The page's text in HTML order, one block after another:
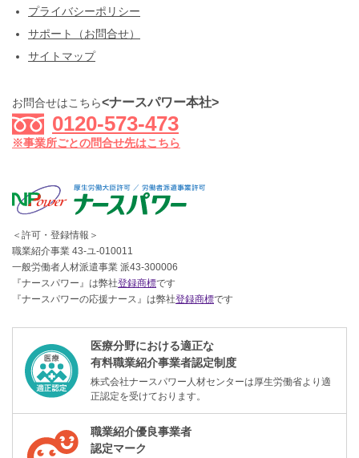
プライバシーポリシー
サポート（お問合せ）
サイトマップ
お問合せはこちら<ナースパワー本社>
0120-573-473
※事業所ごとの問合せ先はこちら
＜許可・登録情報＞
職業紹介事業 43-ユ-010011
一般労働者人材派遣事業 派43-300006
『ナースパワー』は弊社登録商標です
『ナースパワーの応援ナース』は弊社登録商標です
医療分野における適正な
有料職業紹介事業者認定制度
株式会社ナースパワー人材センターは厚生労働省より適
正認定を受けております。
職業紹介優良事業者
認定マーク